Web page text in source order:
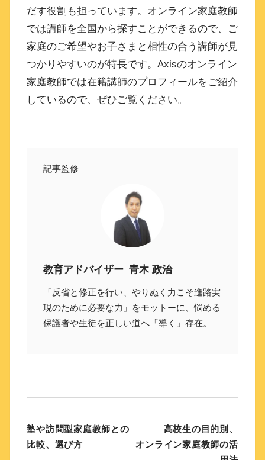
だす役割も担っています。オンライン家庭教師
では講師を全国から探すことができるので、ご
家庭のご希望やお子さまと相性の合う講師が見
つかりやすいのが特長です。Axisのオンライン
家庭教師では在籍講師のプロフィールをご紹介
しているので、ぜひご覧ください。
記事監修
教育アドバイザー 青木 政治
「反省と修正を行い、やりぬく力こそ進路実
現のために必要な力」をモットーに、悩める
保護者や生徒を正しい道へ「導く」存在。
塾や訪問型家庭教師との
比較、選び方
高校生の目的別、
オンライン家庭教師の活